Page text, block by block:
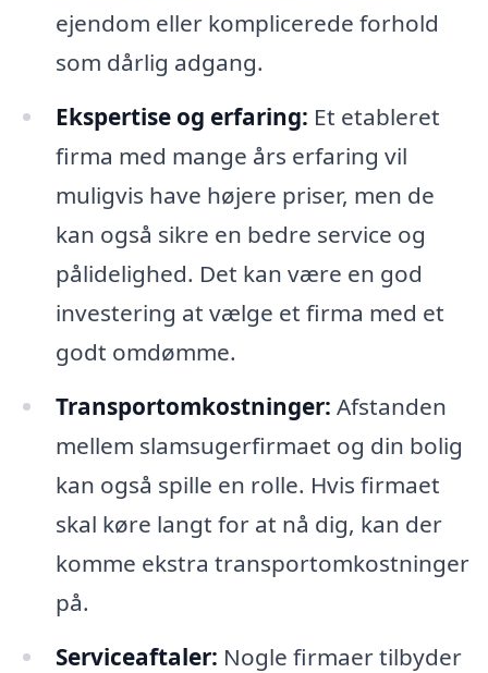
ejendom eller komplicerede forhold
som dårlig adgang.
Ekspertise og erfaring: Et etableret
firma med mange års erfaring vil
muligvis have højere priser, men de
kan også sikre en bedre service og
pålidelighed. Det kan være en god
investering at vælge et firma med et
godt omdømme.
Transportomkostninger: Afstanden
mellem slamsugerfirmaet og din bolig
kan også spille en rolle. Hvis firmaet
skal køre langt for at nå dig, kan der
komme ekstra transportomkostninger
på.
Serviceaftaler: Nogle firmaer tilbyder